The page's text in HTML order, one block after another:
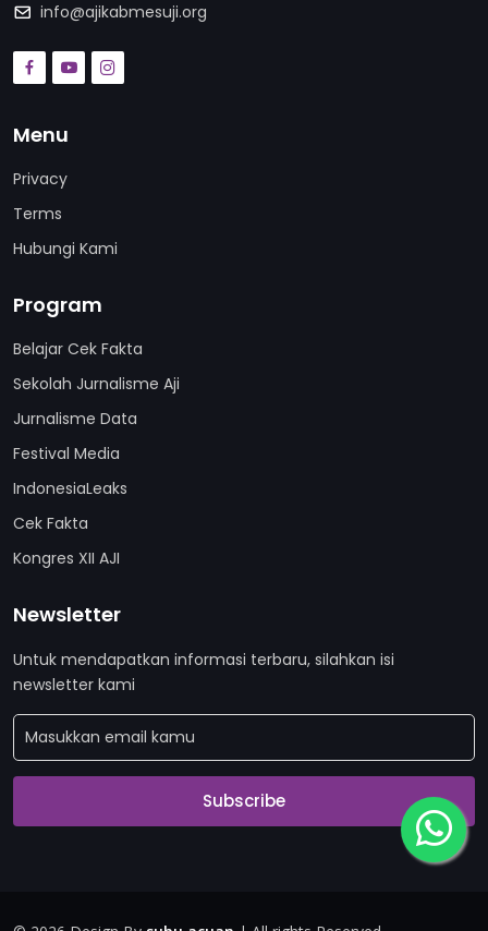
info@ajikabmesuji.org
Menu
Privacy
Terms
Hubungi Kami
Program
Belajar Cek Fakta
Sekolah Jurnalisme Aji
Jurnalisme Data
Festival Media
IndonesiaLeaks
Cek Fakta
Kongres XII AJI
Newsletter
Untuk mendapatkan informasi terbaru, silahkan isi
newsletter kami
Subscribe